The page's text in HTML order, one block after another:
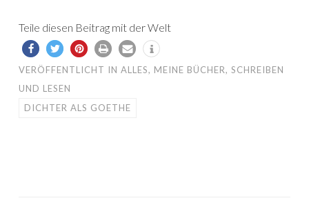
Teile diesen Beitrag mit der Welt
VERÖFFENTLICHT IN ALLES, MEINE BÜCHER, SCHREIBEN
UND LESEN
DICHTER ALS GOETHE